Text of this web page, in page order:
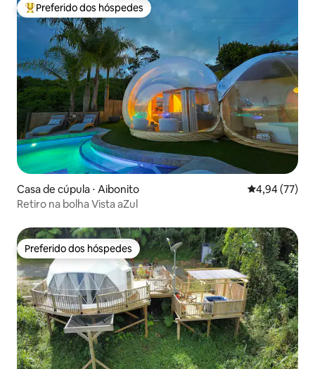
Entre os melhores preferidos dos hóspedes
Preferido dos hóspedes
Casa de cúpula ⋅ Aibonito 4,94 de uma
4,94 (77)
Retiro na bolha Vista aZul
Preferido dos hóspedes
Preferido dos hóspedes